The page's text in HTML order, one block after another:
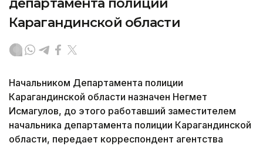
департамента полиции
Карагандинской области
Начальником Департамента полиции
Карагандинской области назначен Негмет
Исмагулов, до этого работавший заместителем
начальника департамента полиции Карагандинской
области, передает корреспондент агентства